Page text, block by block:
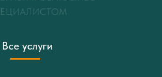
Все услуги